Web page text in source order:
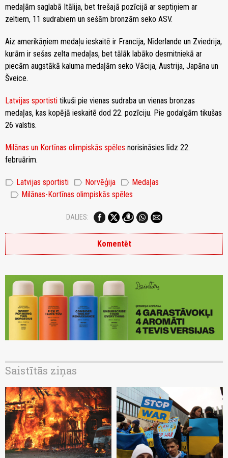
medaļām saglabā Itālija, bet trešajā pozīcijā ar septiņiem ar
zeltiem, 11 sudrabiem un sešām bronzām seko ASV.
Aiz amerikāņiem medaļu ieskaitē ir Francija, Nīderlande un Zviedrija,
kurām ir sešas zelta medaļas, bet tālāk labāko desmitniekā ar
piecām augstākā kaluma medaļām seko Vācija, Austrija, Japāna un
Šveice.
Latvijas sportisti tikuši pie vienas sudraba un vienas bronzas
medaļas, kas kopējā ieskaitē dod 22. pozīciju. Pie godalgām tikušas
26 valstis.
Milānas un Kortīnas olimpiskās spēles norisināsies līdz 22.
februārim.
label Latvijas sportisti label Norvēģija label Medaļas
label Milānas-Kortīnas olimpiskās spēles
DALIES:
Komentēt
Saistītās ziņas